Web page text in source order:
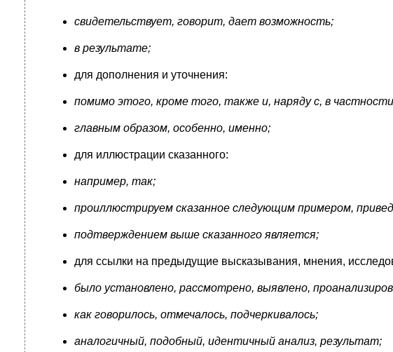
свидетельствует, говорит, дает возможность;
в результате;
для дополнения и уточнения:
помимо этого, кроме того, также и, наряду с, в
главным образом, особенно, именно;
для иллюстрации сказанного:
например, так;
проиллюстрируем сказанное следующим примером,
подтверждением выше сказанного является;
для ссылки на предыдущие высказывания, мнения,
было установлено, рассмотрено, выявлено,
как говорилось, отмечалось, подчеркивалось;
аналогичный, подобный, идентичный анализ, результат;